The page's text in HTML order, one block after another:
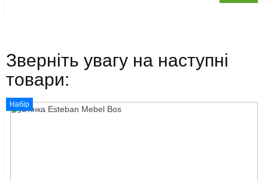
Зверніть увагу на наступні
товари:
Набір